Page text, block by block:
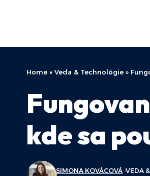
Home » Veda & Technológie »
kde sa
SIMONA KOVÁCOVÁ VEDA